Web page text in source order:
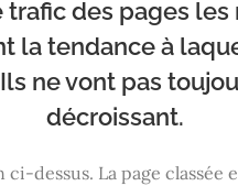
trafic des pages les
la tendance à
ne vont pas
décroissant.
dessus. La page classée